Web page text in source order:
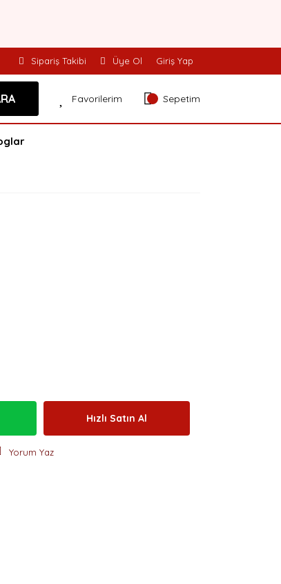
Sipariş Takibi Üye Ol Giriş Yap
Favorilerim Sepetim
Hızlı Satın Al
Yorum Yaz